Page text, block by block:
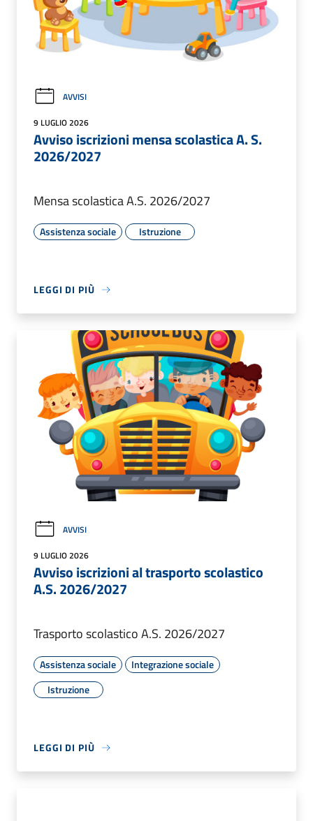
AVVISI
9 LUGLIO 2026
Avviso iscrizioni mensa scolastica A. S.
2026/2027
Mensa scolastica A.S. 2026/2027
Assistenza sociale Istruzione
LEGGI DI PIÙ
AVVISI
9 LUGLIO 2026
Avviso iscrizioni al trasporto scolastico
A.S. 2026/2027
Trasporto scolastico A.S. 2026/2027
Assistenza sociale
Integrazione sociale
Istruzione
LEGGI DI PIÙ